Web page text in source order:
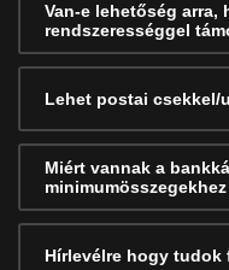
Van-e lehetőség
rendszerességgel
Lehet postai csekkel/
Miért vannak a
Hírlevélre hogy tudok